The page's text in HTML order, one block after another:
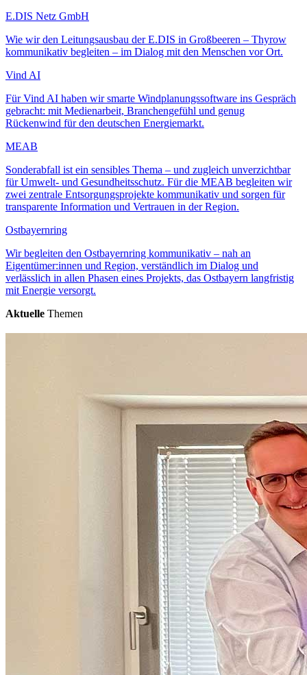
E.DIS Netz GmbH
Wie wir den Leitungsausbau der E.DIS in Großbeeren – Thyrow
kommunikativ begleiten – im Dialog mit den Menschen vor Ort.
Vind AI
Für Vind AI haben wir smarte Windplanungssoftware ins Gespräch
gebracht: mit Medienarbeit, Branchengefühl und genug
Rückenwind für den deutschen Energiemarkt.
MEAB
Sonderabfall ist ein sensibles Thema – und zugleich unverzichtbar
für Umwelt- und Gesundheitsschutz. Für die MEAB begleiten wir
zwei zentrale Entsorgungsprojekte kommunikativ und sorgen für
transparente Information und Vertrauen in der Region.
Ostbayernring
Wir begleiten den Ostbayernring kommunikativ – nah an
Eigentümer:innen und Region, verständlich im Dialog und
verlässlich in allen Phasen eines Projekts, das Ostbayern langfristig
mit Energie versorgt.
Aktuelle Themen